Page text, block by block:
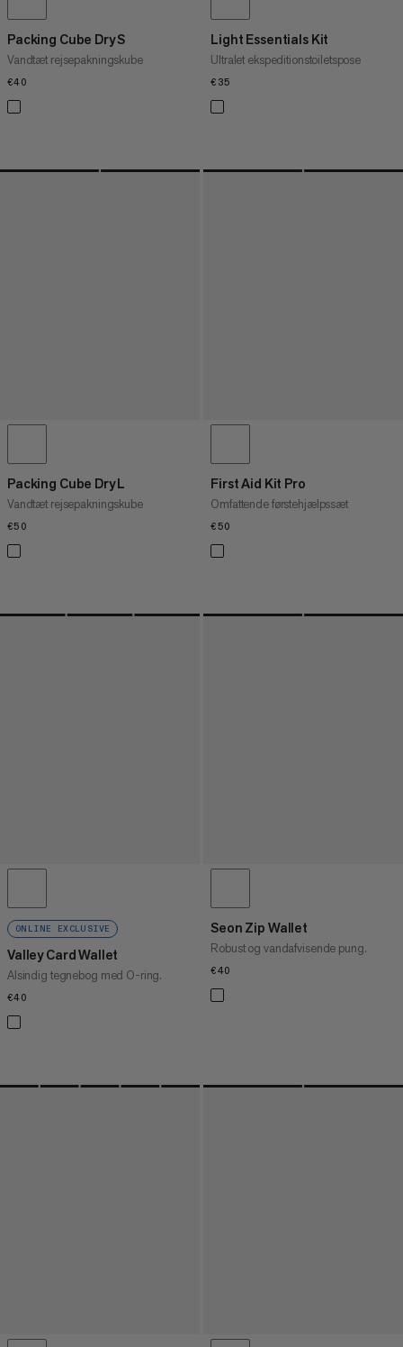
Packing Cube Dry S
Vandtæt rejsepakningskube
€40
Light Essentials Kit
Ultralet ekspeditionstoiletspose
€35
Packing Cube Dry L
Vandtæt rejsepakningskube
€50
First Aid Kit Pro
Omfattende førstehjælpssæt
€50
ONLINE EXCLUSIVE
Valley Card Wallet
Alsindig tegnebog med O-ring.
€40
Seon Zip Wallet
Robust og vandafvisende pung.
€40